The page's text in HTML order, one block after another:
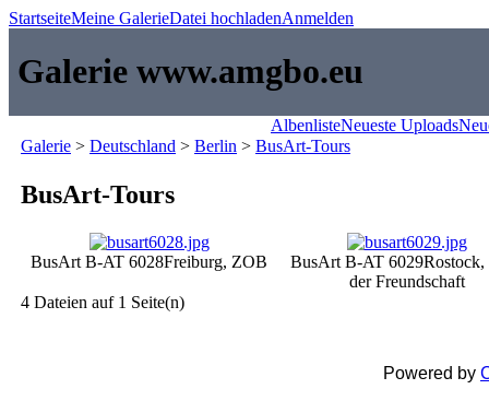
StartseiteMeine GalerieDatei hochladenAnmelden
Galerie www.amgbo.eu
AlbenlisteNeueste Uploads
Galerie > Deutschland > Berlin > BusArt-Tours
BusArt-Tours
BusArt B-AT 6028Freiburg, ZOB BusArt B-AT 6029Rostock,
der Freundschaft
4 Dateien auf 1 Seite(n)
Powered by